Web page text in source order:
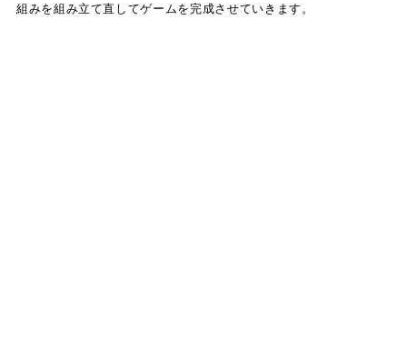
組みを組み立て直してゲームを完成させていきます。